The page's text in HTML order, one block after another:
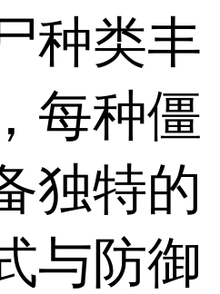
种类丰
每种僵
独特的
与防御